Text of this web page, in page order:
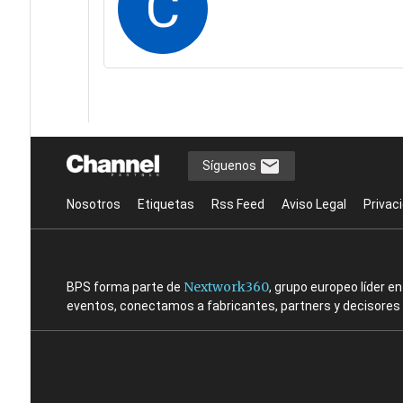
Síguenos
Nosotros Etiquetas Rss Feed Aviso Legal
BPS forma parte de Nextwork360, grupo europeo líder
eventos, conectamos a fabricantes, partners y